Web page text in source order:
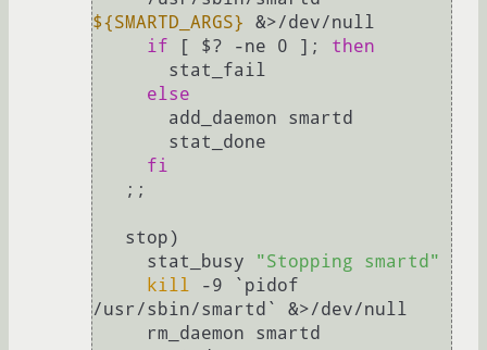
${SMARTD_ARGS}
&>/dev/null
if [ $? -ne 0 ]; then
else
fi
     stat_busy
"Stopping smartd"
kill -9 `pidof
/usr/sbin/smartd` &>/dev/null